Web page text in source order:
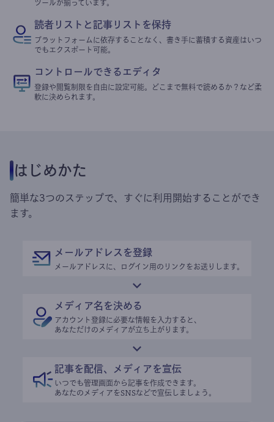
ツールが揃っています。
読者リストと記事リストを保持
プラットフォームに依存することなく、書き手に蓄積する資産はいつ
でもエクスポート可能。
コントロールできるエディタ
登録や閲覧制限を自由に設定可能。どこまで無料で読めるか？など柔
軟に決められます。
はじめかた
簡単な3つのステップで、すぐに利用開始することができ
ます。
メールアドレスを登録
メールアドレスに、ログイン用のリンクをお送りします。
メディア名を決める
アカウント登録に必要な情報を入力すると、
あなただけのメディアが立ち上がります。
記事を配信、メディアを宣伝
いつでも管理画面から記事を作成できます。
あなたのメディアをSNSなどで宣伝しましょう。